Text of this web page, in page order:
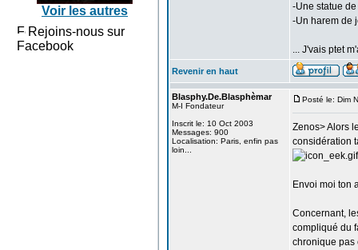
Voir les autres
Rejoins-nous sur
Facebook
-Une statue
-Un harem de
... J'vais ptet
Revenir en haut
Blasphy.De.Blasphèmar
M-I Fondateur
Inscrit le: 10 Oct 2003
Messages: 900
Localisation: Paris, enfin pas
loin...
Posté le: Dim
Zenos> Alors
considération
Envoi moi ton
Concernant,
compliqué du
chronique pas